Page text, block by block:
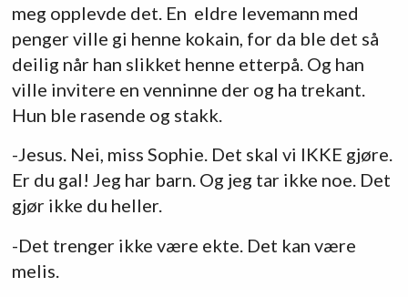
meg opplevde det. En eldre levemann med
penger ville gi henne kokain, for da ble det så
deilig når han slikket henne etterpå. Og han
ville invitere en venninne der og ha trekant.
Hun ble rasende og stakk.
-Jesus. Nei, miss Sophie. Det skal vi IKKE gjøre.
Er du gal! Jeg har barn. Og jeg tar ikke noe. Det
gjør ikke du heller.
-Det trenger ikke være ekte. Det kan være
melis.